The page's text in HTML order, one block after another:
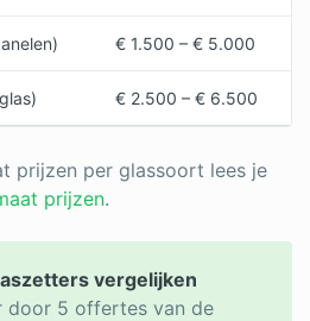
€ 1.500 – € 5.000
€ 2.500 – € 6.500
prijzen per glassoort lees je
prijzen.
vergelijken
door 5 offertes van de